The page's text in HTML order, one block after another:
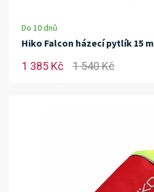
Do 10 dnů
Hiko Falcon házecí pytlík 15 m
1 385 Kč 1 540 Kč